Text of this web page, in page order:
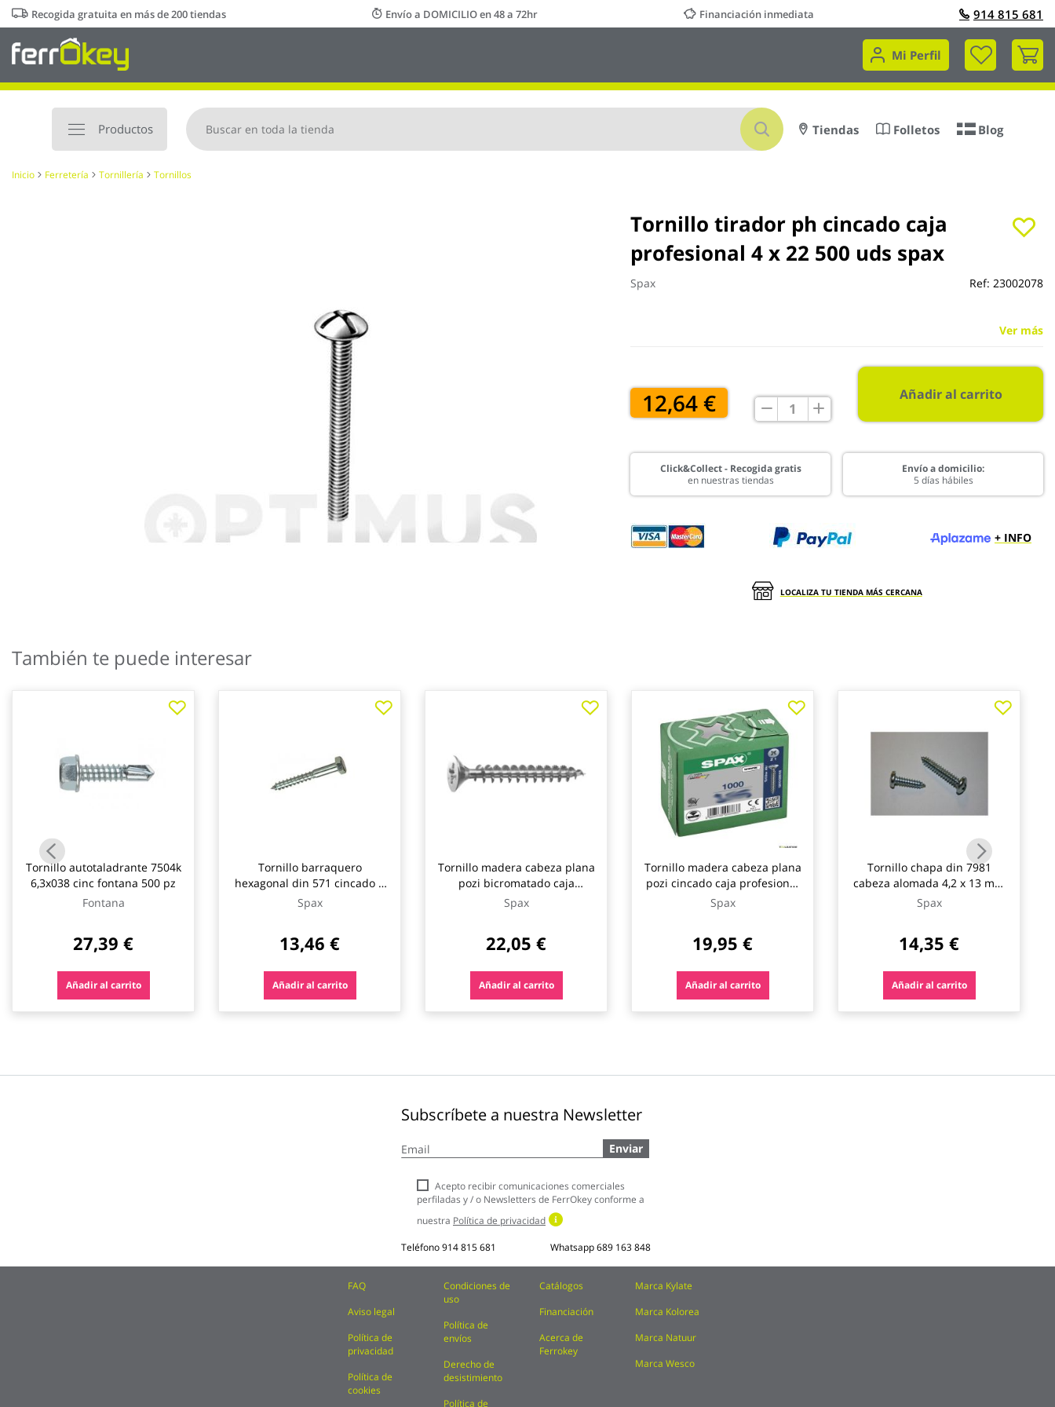
Ir
al
contenido
Recogida gratuita en más de 200 tiendas Envío a DOMICILIO en 48 a 72hr Financiación inmediata 914 815 681
Mi Perfil
Mi
Productos
Buscar
Tiendas Folletos Blog
Inicio Ferretería Tornillería Tornillos
Tornillo tirador ph cincado caja
profesional 4 x 22 500 uds spax
Spax Ref: 23002078
Ver más
12,64 € Añadir al carrito
Click&Collect - Recogida gratis
en nuestras tiendas
Envío a domicilio:
5 días hábiles
+ INFO
LOCALIZA TU TIENDA MÁS CERCANA
al
comienzo
También te puede interesar
Tornillo autotaladrante 7504k
6,3x038 cinc fontana 500 pz
Fontana
27,39 €
Añadir al carrito
Tornillo barraquero
hexagonal din 571 cincado 7
x 60 mm 200 uds spax
Spax
13,46 €
Añadir al carrito
Tornillo madera cabeza plana
pozi bicromatado caja
profesional 4 x 45 (20) 500
uds spax
Spax
22,05 €
Añadir al carrito
Tornillo madera cabeza plana
pozi cincado caja profesional
3,5 x 12 (19) 1000 uds spax
Spax
19,95 €
Añadir al carrito
Tornillo chapa din 7981
cabeza alomada 4,2 x 13 mm
1000 uds spax
Spax
14,35 €
Añadir al carrito
Subscríbete a nuestra Newsletter
a
boletín
noticias:
Enviar
Acepto recibir comunicaciones comerciales
perfiladas y / o Newsletters de FerrOkey conforme a
nuestra Política de privacidad
Teléfono914 815 681 Whatsapp689 163 848
FAQ
Aviso legal
Política de
privacidad
Política de
cookies
Condiciones de
uso
Política de
envíos
Derecho de
desistimiento
Política de
Catálogos
Financiación
Acerca de
Ferrokey
Marca Kylate
Marca Kolorea
Marca Natuur
Marca Wesco